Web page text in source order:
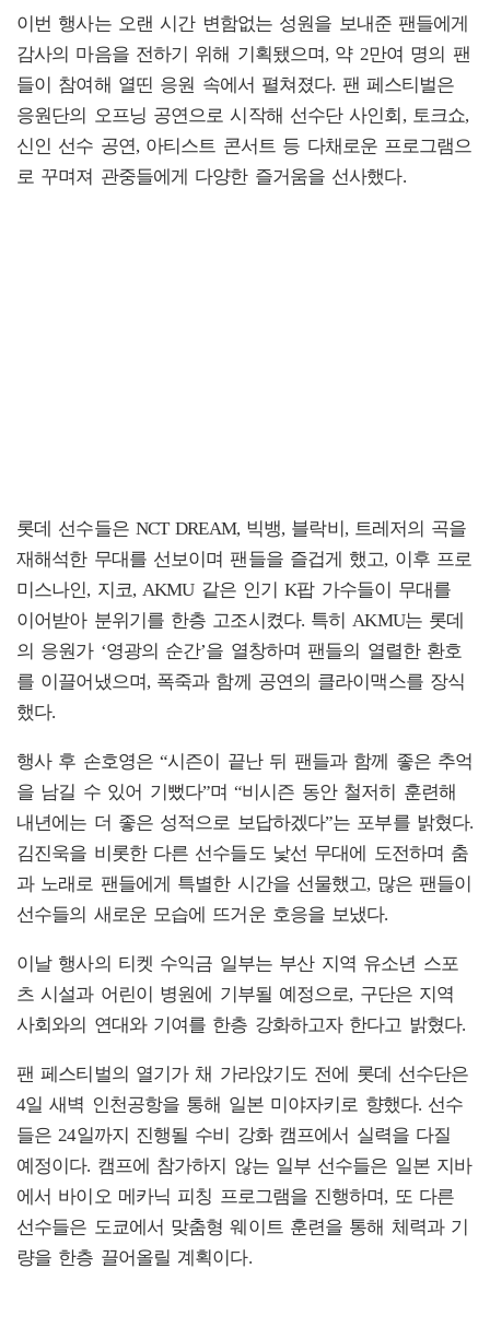
이번 행사는 오랜 시간 변함없는 성원을 보내준 팬들에게
감사의 마음을 전하기 위해 기획됐으며, 약 2만여 명의 팬
들이 참여해 열띤 응원 속에서 펼쳐졌다. 팬 페스티벌은
응원단의 오프닝 공연으로 시작해 선수단 사인회, 토크쇼,
신인 선수 공연, 아티스트 콘서트 등 다채로운 프로그램으
로 꾸며져 관중들에게 다양한 즐거움을 선사했다.
롯데 선수들은 NCT DREAM, 빅뱅, 블락비, 트레저의 곡을
재해석한 무대를 선보이며 팬들을 즐겁게 했고, 이후 프로
미스나인, 지코, AKMU 같은 인기 K팝 가수들이 무대를
이어받아 분위기를 한층 고조시켰다. 특히 AKMU는 롯데
의 응원가 ‘영광의 순간’을 열창하며 팬들의 열렬한 환호
를 이끌어냈으며, 폭죽과 함께 공연의 클라이맥스를 장식
했다.
행사 후 손호영은 “시즌이 끝난 뒤 팬들과 함께 좋은 추억
을 남길 수 있어 기뻤다”며 “비시즌 동안 철저히 훈련해
내년에는 더 좋은 성적으로 보답하겠다”는 포부를 밝혔다.
김진욱을 비롯한 다른 선수들도 낯선 무대에 도전하며 춤
과 노래로 팬들에게 특별한 시간을 선물했고, 많은 팬들이
선수들의 새로운 모습에 뜨거운 호응을 보냈다.
이날 행사의 티켓 수익금 일부는 부산 지역 유소년 스포
츠 시설과 어린이 병원에 기부될 예정으로, 구단은 지역
사회와의 연대와 기여를 한층 강화하고자 한다고 밝혔다.
팬 페스티벌의 열기가 채 가라앉기도 전에 롯데 선수단은
4일 새벽 인천공항을 통해 일본 미야자키로 향했다. 선수
들은 24일까지 진행될 수비 강화 캠프에서 실력을 다질
예정이다. 캠프에 참가하지 않는 일부 선수들은 일본 지바
에서 바이오 메카닉 피칭 프로그램을 진행하며, 또 다른
선수들은 도쿄에서 맞춤형 웨이트 훈련을 통해 체력과 기
량을 한층 끌어올릴 계획이다.